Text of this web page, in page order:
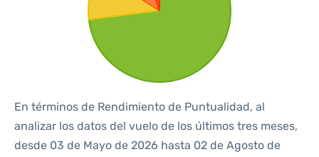
En términos de Rendimiento de Puntualidad, al
analizar los datos del vuelo de los últimos tres meses,
desde 03 de Mayo de 2026 hasta 02 de Agosto de